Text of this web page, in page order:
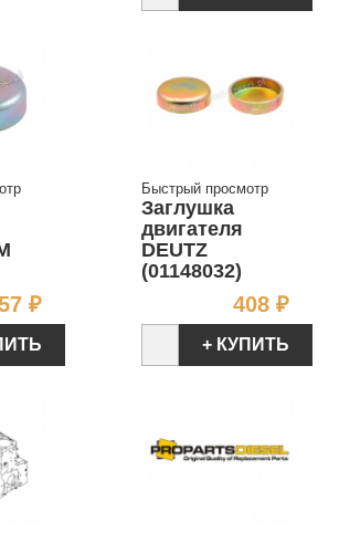
₽Цена
Быстрый просмотр
Заглушка
двигателя
DEUTZ
(01148032)
408 ₽
+ КУПИТЬ